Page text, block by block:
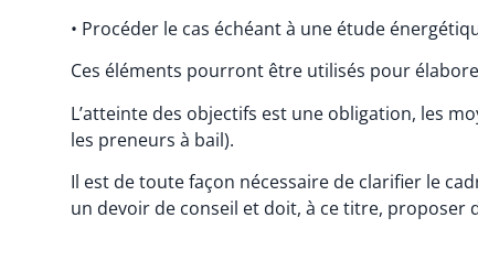
• Procéder le cas échéant à une étude
Ces éléments pourront être utilisés pour
L’atteinte des objectifs est une obligation, les
les preneurs à bail).
Il est de toute façon nécessaire de clarifier le
un devoir de conseil et doit, à ce titre, proposer